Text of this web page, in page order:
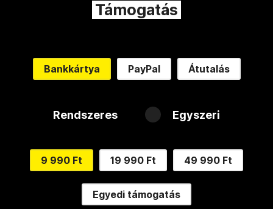
Támogatás
Bankkártya PayPal Átutalás
Rendszeres Egyszeri
9 990 Ft 19 990 Ft 49 990 Ft
Egyedi támogatás